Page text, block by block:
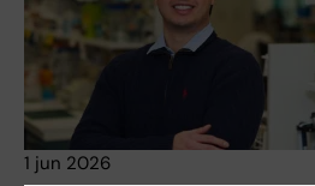
1 jun 2026